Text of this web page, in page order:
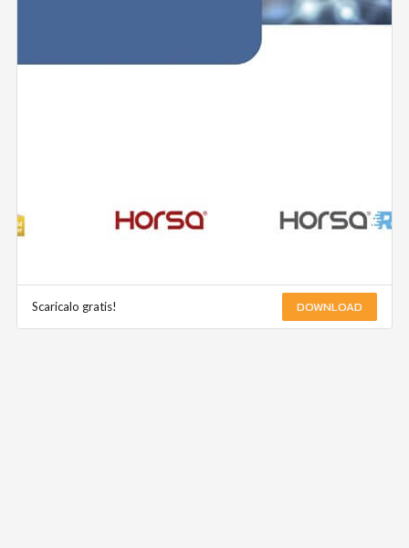
Scaricalo gratis! DOWNLOAD